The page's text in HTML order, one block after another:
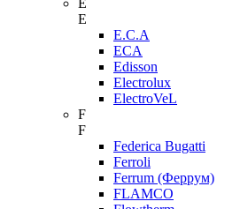
E
E
E.C.A
ECA
Edisson
Electrolux
ElectroVeL
F
F
Federica Bugatti
Ferroli
Ferrum (Феррум)
FLAMCO